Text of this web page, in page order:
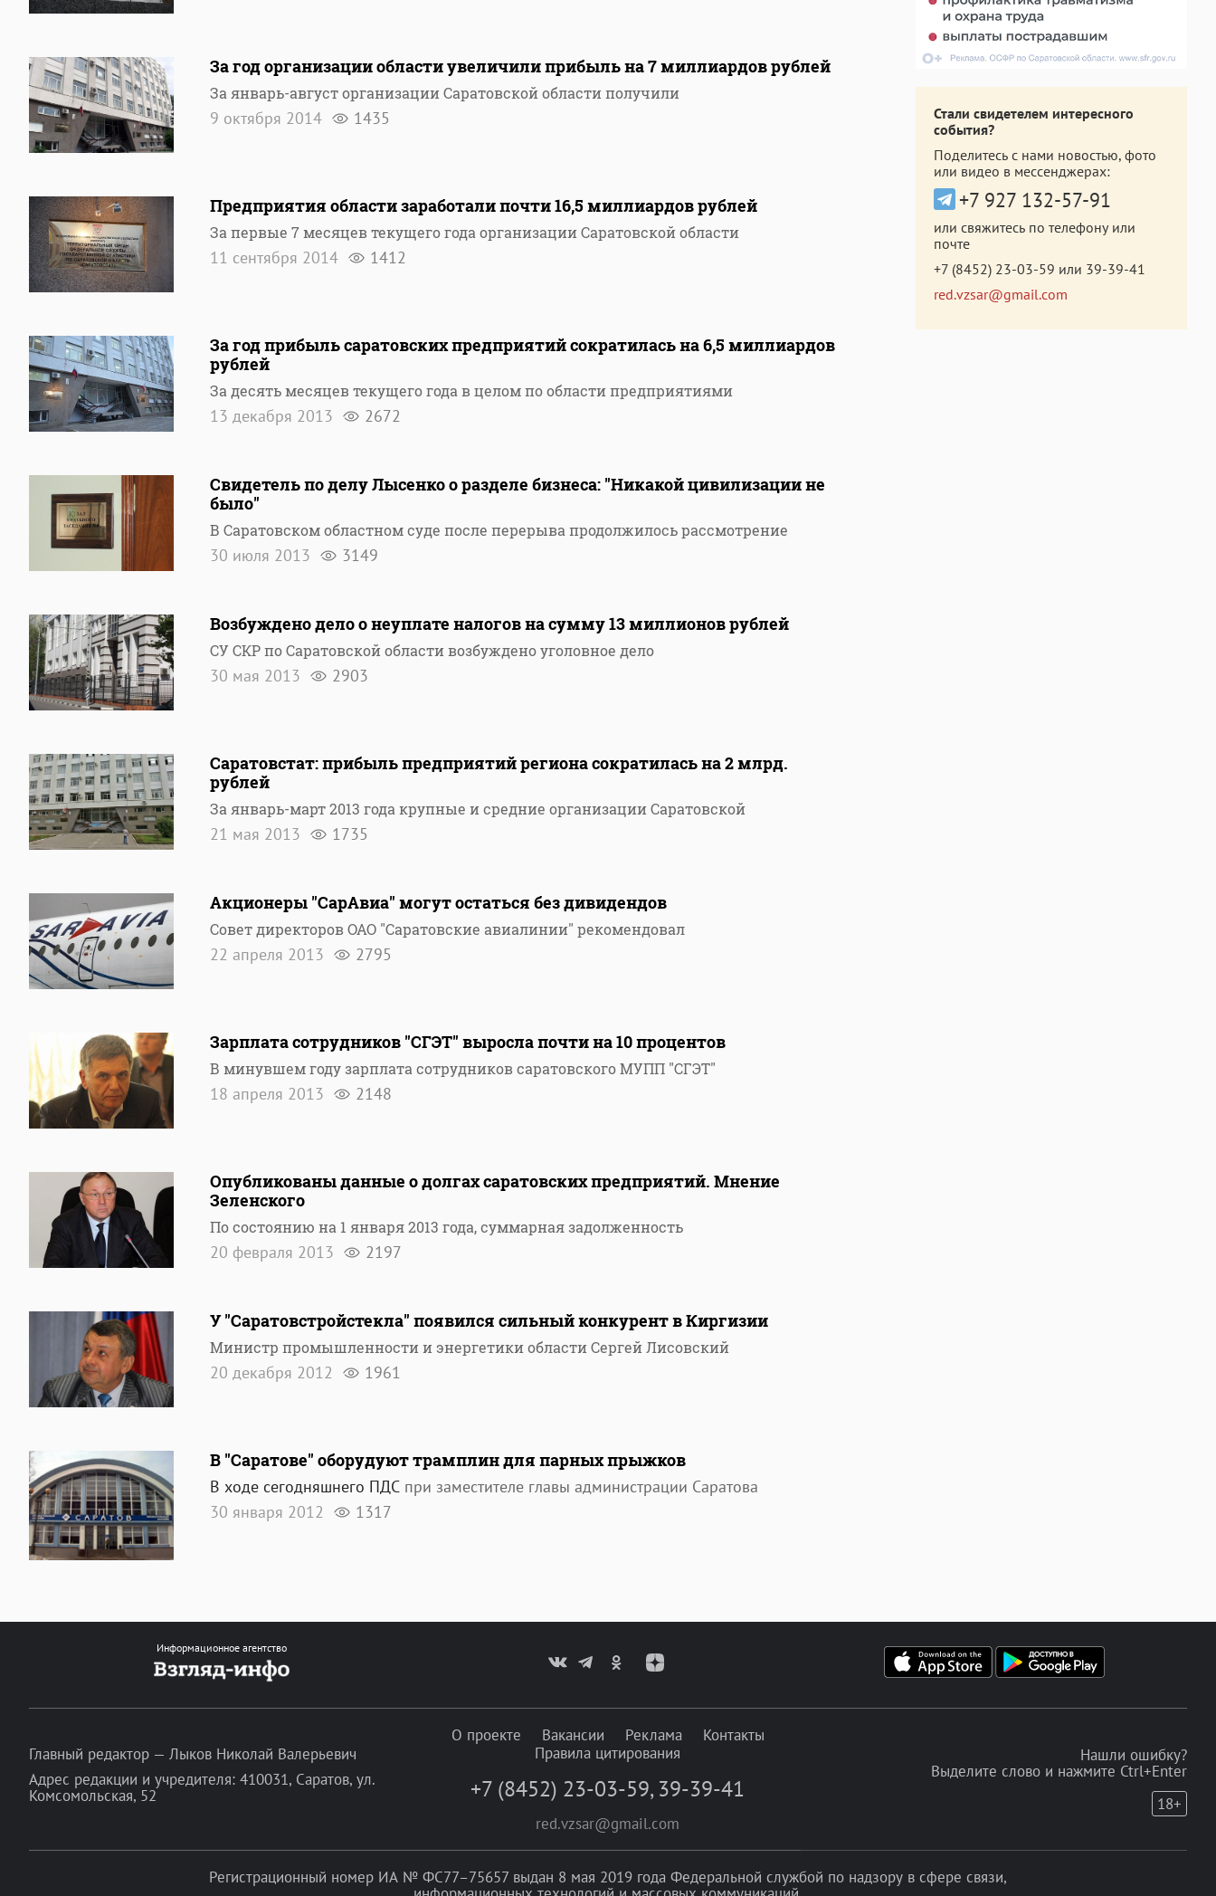
За год организации области увеличили прибыль на 7 миллиардов рублей
За январь-август организации Саратовской области получили
9 октября 2014 1435
Предприятия области заработали почти 16,5 миллиардов рублей
За первые 7 месяцев текущего года организации Саратовской области
11 сентября 2014 1412
За год прибыль саратовских предприятий сократилась на 6,5 миллиардов
рублей
За десять месяцев текущего года в целом по области предприятиями
13 декабря 2013 2672
Свидетель по делу Лысенко о разделе бизнеса: "Никакой цивилизации не
было"
В Саратовском областном суде после перерыва продолжилось рассмотрение
30 июля 2013 3149
Возбуждено дело о неуплате налогов на сумму 13 миллионов рублей
СУ СКР по Саратовской области возбуждено уголовное дело
30 мая 2013 2903
Саратовстат: прибыль предприятий региона сократилась на 2 млрд.
рублей
За январь-март 2013 года крупные и средние организации Саратовской
21 мая 2013 1735
Акционеры "СарАвиа" могут остаться без дивидендов
Совет директоров ОАО "Саратовские авиалинии" рекомендовал
22 апреля 2013 2795
Зарплата сотрудников "СГЭТ" выросла почти на 10 процентов
В минувшем году зарплата сотрудников саратовского МУПП "СГЭТ"
18 апреля 2013 2148
Опубликованы данные о долгах саратовских предприятий. Мнение
Зеленского
По состоянию на 1 января 2013 года, суммарная задолженность
20 февраля 2013 2197
У "Саратовстройстекла" появился сильный конкурент в Киргизии
Министр промышленности и энергетики области Сергей Лисовский
20 декабря 2012 1961
В "Саратове" оборудуют трамплин для парных прыжков
В ходе сегодняшнего ПДС при заместителе главы администрации Саратова
30 января 2012
1317
Стали свидетелем интересного
события?
Поделитесь с нами новостью, фото
или видео в мессенджерах:
+7 927 132-57-91
или свяжитесь по телефону или
почте
+7 (8452) 23-03-59 или 39-39-41
red.vzsar@gmail.com
Информационное агентство
Главный редактор — Лыков Николай Валерьевич
Адрес редакции и учредителя: 410031, Саратов, ул.
Комсомольская, 52
О проекте Вакансии Реклама
Контакты
Правила цитирования
+7 (8452) 23-03-59, 39-39-41
red.vzsar@gmail.com
Нашли ошибку?
Выделите слово и нажмите Ctrl+Enter
18+
Регистрационный номер ИА № ФС77–75657 выдан 8 мая 2019 года Федеральной службой по надзору в сфере связи,